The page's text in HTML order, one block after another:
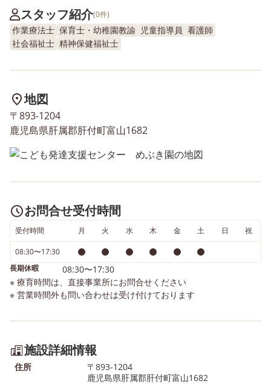
スタッフ紹介(0件)
作業療法士 保育士・幼稚園教諭 児童指導員 看護師
社会福祉士 精神保健福祉士
地図
〒893-1204
鹿児島県肝属郡肝付町富山1682
お問合せ受付時間
受付時間 月 火 水 木 金 土 日 祝
08:30〜17:30
長期休暇
08:30〜17:30
※ 療育時間は、直接事業所にお問合せください
※ 営業時間外も問い合わせは受け付けております
施設詳細情報
住所
〒893-1204
鹿児島県肝属郡肝付町富山1682